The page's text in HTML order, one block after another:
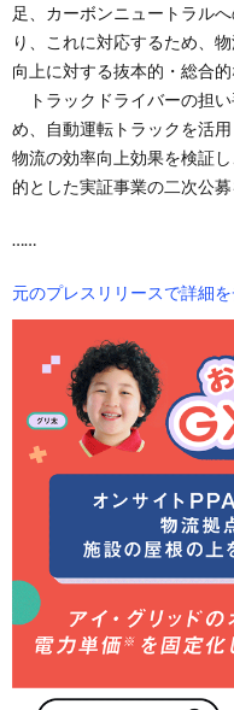
足、カーボンニュートラル
り、これに対応するため、
向上に対する抜本的・総合
トラックドライバーの担
め、自動運転トラックを活
物流の効率向上効果を検証
的とした実証事業の二次公募
……
元のプレスリリースで詳細